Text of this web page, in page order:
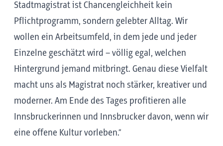
Stadtmagistrat ist Chancengleichheit kein
Pflichtprogramm, sondern gelebter Alltag. Wir
wollen ein Arbeitsumfeld, in dem jede und jeder
Einzelne geschätzt wird – völlig egal, welchen
Hintergrund jemand mitbringt. Genau diese Vielfalt
macht uns als Magistrat noch stärker, kreativer und
moderner. Am Ende des Tages profitieren alle
Innsbruckerinnen und Innsbrucker davon, wenn wir
eine offene Kultur vorleben.“